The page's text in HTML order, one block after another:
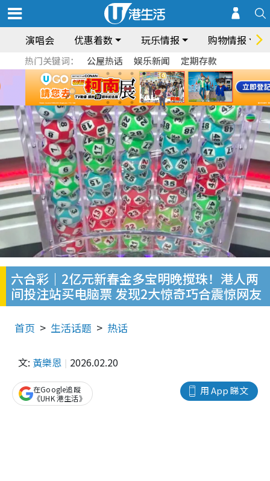
演唱会 优惠着数 玩乐情报 购物情报
热门关键词： 公屋热话 娱乐新闻 定期存款
六合彩｜2亿元新春金多宝明晚搅珠！港人两
间投注站买电脑票 发现2大惊奇巧合震惊网友
首页 生活话题 热话
文: 黃樂恩 2026.02.20
用 App 睇文
在Google追蹤
《UHK 港生活》